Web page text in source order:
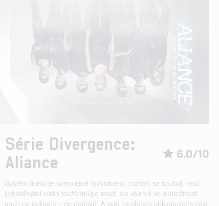
6.0/10
Série Divergence:
Aliance
Systém frakcí je kompletně rozvrácený, rozhoří se souboj mezi
jednotlivými vůdci toužícími po moci, ale všichni ve skutečnosti
touží po jediném – po pomstě. A svět za plotem obklopujícím celé